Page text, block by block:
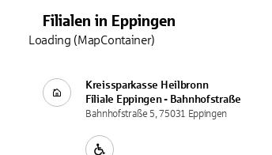
Filialen in Eppingen
Kreissparkasse Heilbronn
Filiale Eppingen - Bahnhofstraße
Bahnhofstraße 5, 75031 Eppingen
Loading (MapContainer)